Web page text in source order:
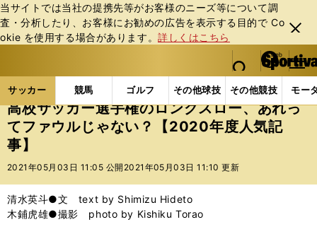
当サイトでは当社の提携先等がお客様のニーズ等について調
査・分析したり、お客様にお勧めの広告を表⽰する⽬的で Co
okie を使⽤する場合があります。詳しくはこちら
閉じ
る
web Sportiva (webスポルティーバ)
検索
マイペ
ー
ジ
メニュ
サッカー 競馬 ゴルフ その他球技 その他競技 モー
ス
ポ
ル
テ
ー
バ
サッカーの記事一覧 Jリーグ他 高校・ユース 高
高校サッカー選手権のロングスロー、あれっ
てファウルじゃない？【2020年度人気記
事】
2021年05月03日 11:05 公開 2021年05月03日 11:10 更新
清水英斗●文 text by Shimizu Hideto
木鋪虎雄●撮影 photo by Kishiku Torao